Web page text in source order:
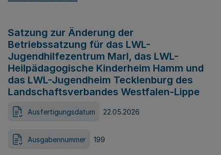
Satzung zur Änderung der
Betriebssatzung für das LWL-
Jugendhilfezentrum Marl, das LWL-
Heilpädagogische Kinderheim Hamm und
das LWL-Jugendheim Tecklenburg des
Landschaftsverbandes Westfalen-Lippe
Ausfertigungsdatum 22.05.2026
Ausgabennummer 199